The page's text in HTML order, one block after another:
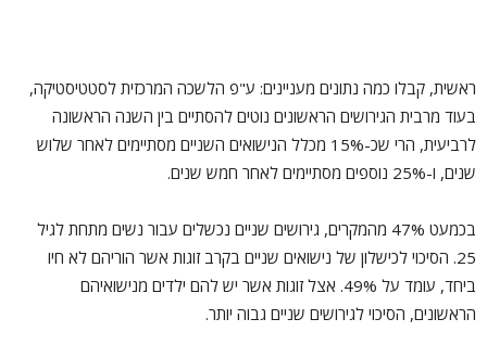
ראשית, קבלו כמה נתונים מעניינים: ע"פ הלשכה המרכזית לסטטיסטיקה,
בעוד מרבית הגירושים הראשונים נוטים להסתיים בין השנה הראשונה
לרביעית, הרי שכ-15% מכלל הנישואים השניים מסתיימים לאחר שלוש
שנים, ו-25% נוספים מסתיימים לאחר חמש שנים.
בכמעט 47% מהמקרים, גירושים שניים נכשלים עבור נשים מתחת לגיל
25. הסיכוי לכישלון של נישואים שניים בקרב זוגות אשר הוריהם לא חיו
ביחד, עומד על 49%. אצל זוגות אשר יש להם ילדים מנישואיהם
הראשונים, הסיכוי לגירושים שניים גבוה יותר.